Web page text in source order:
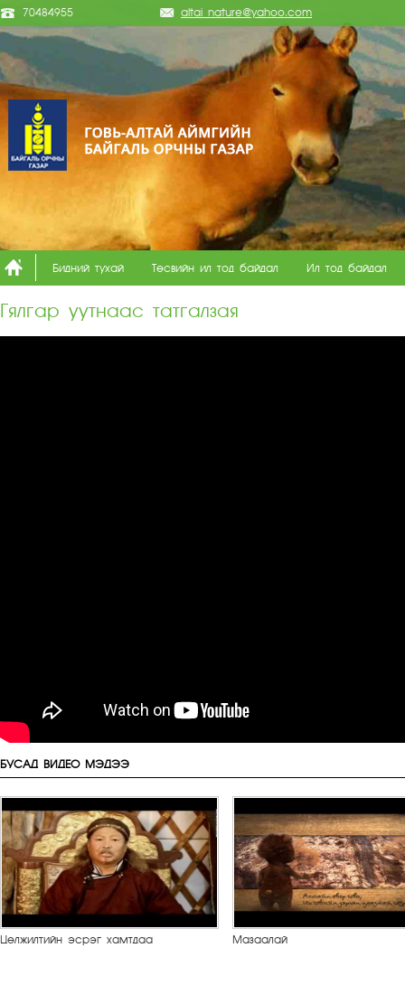
70484955 altai_nature@yahoo.com
Бидний тухай Төсвийн ил тод байдал Ил тод байдал
Гялгар уутнаас татгалзая
БУСАД ВИДЕО МЭДЭЭ
Цөлжилтийн эсрэг хамтдаа Мазаалай